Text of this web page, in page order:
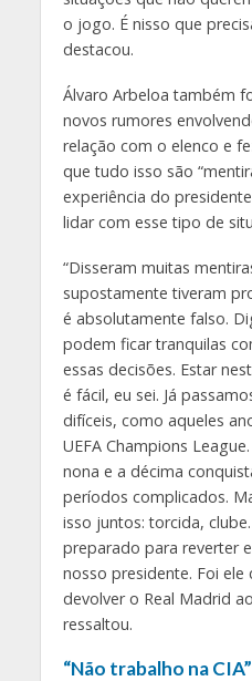
o jogo. É nisso que
destacou.
Álvaro Arbeloa também
novos rumores
relação com o elenco e
que tudo isso são
experiência do
lidar com esse tipo de
“Disseram muitas
supostamente tiveram
é absolutamente falso.
podem ficar tranquilas
essas decisões. Estar
é fácil, eu sei. Já
difíceis, como aqueles
UEFA Champions
nona e a décima
períodos complicados.
isso juntos: torcida,
preparado para reverter
nosso presidente. Foi ele
devolver o Real Madrid
ressaltou.
“Não trabalho na CIA”